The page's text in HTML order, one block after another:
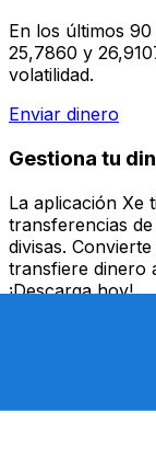
En los últimos
25,7860 y
volatilidad.
Enviar dinero
Gestiona tu
La aplicación Xe
transferencias
divisas.
transfiere dinero
¡Descarga hoy!